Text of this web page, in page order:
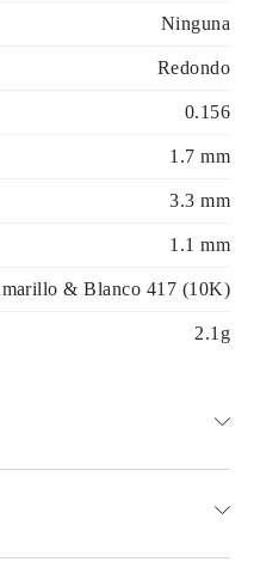
Ninguna
Redondo
0.156
1.7 mm
3.3 mm
1.1 mm
& Blanco 417 (10K)
2.1g
están disponibles